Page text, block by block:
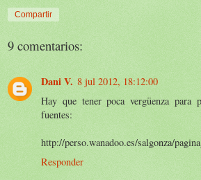
Compartir
9 comentarios:
Dani V. 8 jul 2012, 18:12:00
Hay que tener poca vergüenza para
fuentes:
http://perso.wanadoo.es/salgonza/
Responder